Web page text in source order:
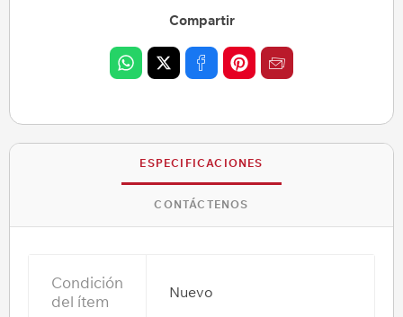
Compartir
ESPECIFICACIONES
CONTÁCTENOS
Condición
del ítem
Nuevo